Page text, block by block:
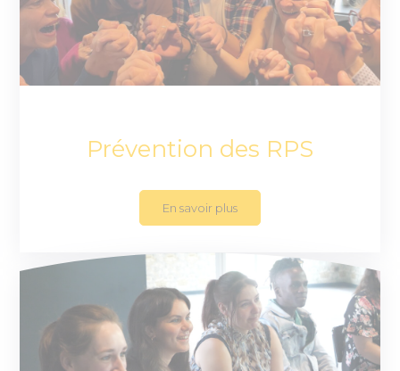
Prévention des RPS
En savoir plus